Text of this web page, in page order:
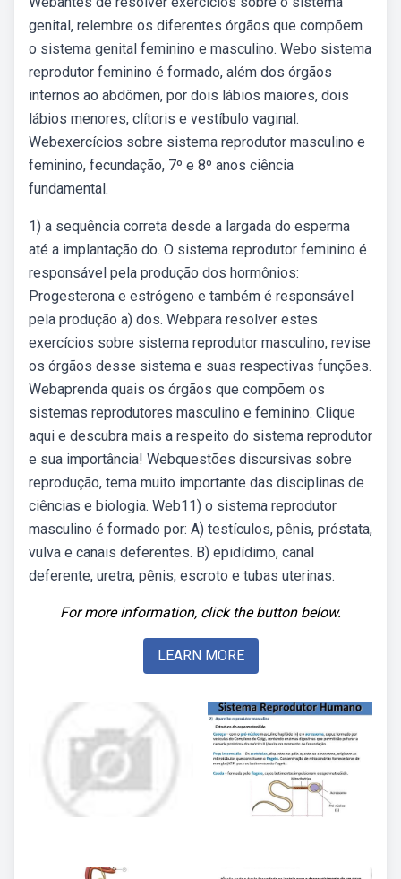
genital, relembre os diferentes órgãos que compõem
o sistema genital feminino e masculino. Webo sistema
reprodutor feminino é formado, além dos órgãos
internos ao abdômen, por dois lábios maiores, dois
lábios menores, clítoris e vestíbulo vaginal.
Webexercícios sobre sistema reprodutor masculino e
feminino, fecundação, 7º e 8º anos ciência
fundamental.
1) a sequência correta desde a largada do esperma
até a implantação do. O sistema reprodutor feminino é
responsável pela produção dos hormônios:
Progesterona e estrógeno e também é responsável
pela produção a) dos. Webpara resolver estes
exercícios sobre sistema reprodutor masculino, revise
os órgãos desse sistema e suas respectivas funções.
Webaprenda quais os órgãos que compõem os
sistemas reprodutores masculino e feminino. Clique
aqui e descubra mais a respeito do sistema reprodutor
e sua importância! Webquestões discursivas sobre
reprodução, tema muito importante das disciplinas de
ciências e biologia. Web11) o sistema reprodutor
masculino é formado por: A) testículos, pênis, próstata,
vulva e canais deferentes. B) epidídimo, canal
deferente, uretra, pênis, escroto e tubas uterinas.
For more information, click the button below.
LEARN MORE